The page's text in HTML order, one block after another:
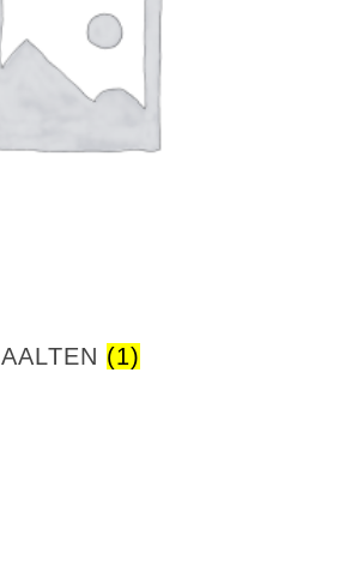
AALTEN (1)